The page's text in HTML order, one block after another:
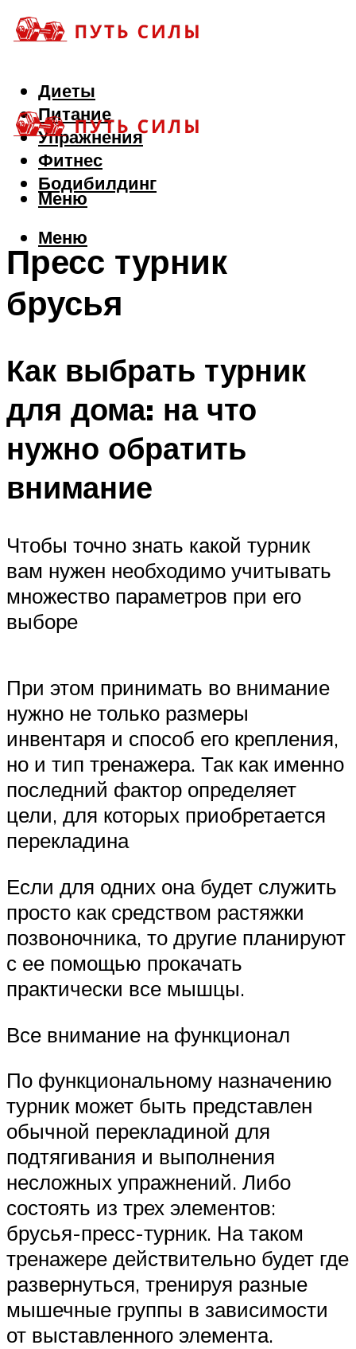
Диеты
Питание
Упражнения
Фитнес
Бодибилдинг
Меню
Меню
Пресс турник
брусья
Как выбрать турник
для дома: на что
нужно обратить
внимание
Чтобы точно знать какой турник
вам нужен необходимо учитывать
множество параметров при его
выборе
При этом принимать во внимание
нужно не только размеры
инвентаря и способ его крепления,
но и тип тренажера. Так как именно
последний фактор определяет
цели, для которых приобретается
перекладина
Если для одних она будет служить
просто как средством растяжки
позвоночника, то другие планируют
с ее помощью прокачать
практически все мышцы.
Все внимание на функционал
По функциональному назначению
турник может быть представлен
обычной перекладиной для
подтягивания и выполнения
несложных упражнений. Либо
состоять из трех элементов:
брусья-пресс-турник. На таком
тренажере действительно будет где
развернуться, тренируя разные
мышечные группы в зависимости
от выставленного элемента.